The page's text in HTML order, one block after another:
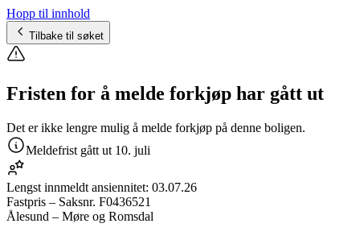
Hopp til innhold
Tilbake til søket
Fristen for å melde forkjøp har gått ut
Det er ikke lengre mulig å melde forkjøp på denne boligen.
Meldefrist gått ut 10. juli
Lengst innmeldt ansiennitet: 03.07.26
Fastpris – Saksnr. F0436521
Ålesund – Møre og Romsdal